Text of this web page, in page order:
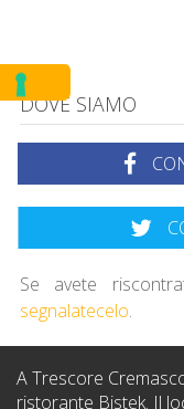
DOVE SIAMO
Se avete
segnalatecelo.
A Trescore
ristorante Bistek. Il